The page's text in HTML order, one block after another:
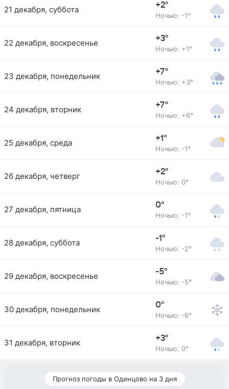
21 декабря, суббота +2°
Ночью: -1°
22 декабря, воскресенье +3°
Ночью: +1°
23 декабря, понедельник +7°
Ночью: +3°
24 декабря, вторник +7°
Ночью: +6°
25 декабря, среда +1°
Ночью: -1°
26 декабря, четверг +2°
Ночью: 0°
27 декабря, пятница 0°
Ночью: -1°
28 декабря, суббота -1°
Ночью: -2°
29 декабря, воскресенье -5°
Ночью: -5°
30 декабря, понедельник 0°
Ночью: -6°
31 декабря, вторник +3°
Ночью: 0°
Прогноз погоды в Одинцово на 3 дня